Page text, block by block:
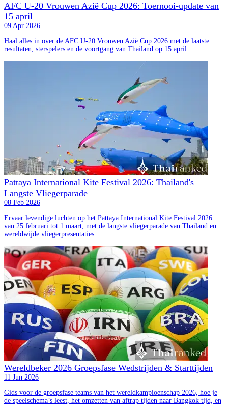
AFC U-20 Vrouwen Azië Cup 2026: Toernooi-update van
15 april
09 Apr 2026
Haal alles in over de AFC U-20 Vrouwen Azië Cup 2026 met de laatste
resultaten, sterspelers en de voortgang van Thailand op 15 april.
Pattaya International Kite Festival 2026: Thailand's
Langste Vliegerparade
08 Feb 2026
Ervaar levendige luchten op het Pattaya International Kite Festival 2026
van 25 februari tot 1 maart, met de langste vliegerparade van Thailand en
wereldwijde vliegerpresentaties.
Wereldbeker 2026 Groepsfase Wedstrijden & Starttijden
11 Jun 2026
Gids voor de groepsfase teams van het wereldkampioenschap 2026, hoe je
de speelschema’s leest, het omzetten van aftrap tijden naar Bangkok tijd, en